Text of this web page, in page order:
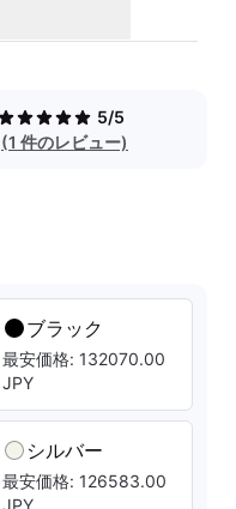
5/5
(1 件のレビュー)
ブラック
最安価格: 132070.00
JPY
シルバー
最安価格: 126583.00
JPY